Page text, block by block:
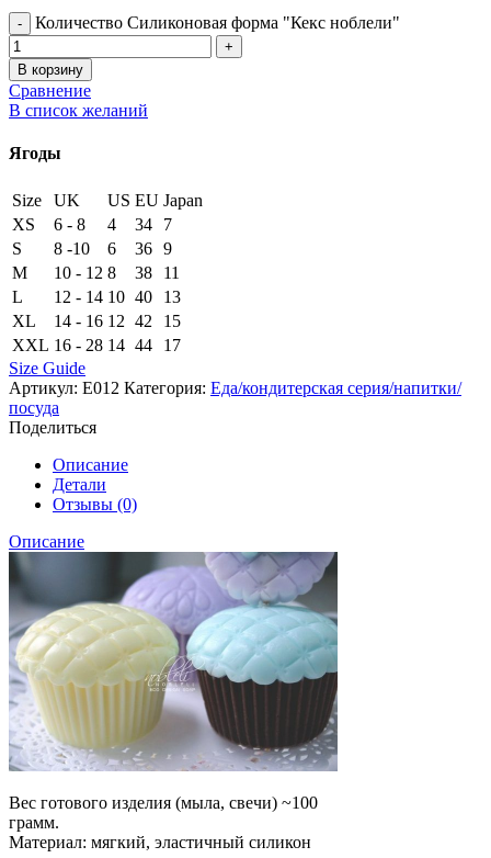
Количество Силиконовая форма "Кекс ноблели"
В корзину
Сравнение
В список желаний
Ягоды
Size UK US EU Japan
XS
6 - 8 4 34
7
S
8 -10 6 36 9
M
10 - 12 8 38
11
L
12 - 14 10 40
13
XL
14 - 16 12 42
15
XXL 16 - 28 14 44
17
Size Guide
Артикул: Е012 Категория: Еда/кондитерская серия/напитки/
посуда
Поделиться
Описание
Детали
Отзывы (0)
Описание
Вес готового изделия (мыла, свечи) ~100
грамм.
Материал: мягкий, эластичный силикон